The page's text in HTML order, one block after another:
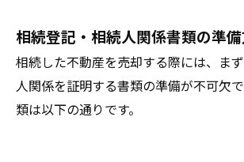
相続登記・相続人関係書類の準
相続した不動産を売却する際には、ま
人関係を証明する書類の準備が不可欠
類は以下の通りです。